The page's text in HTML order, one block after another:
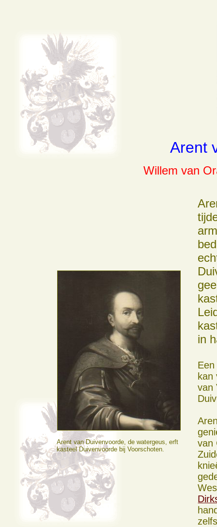
Arent
Willem van
Arent van Duivenvoorde, de watergeus, erft
kasteel Duivenvoorde bij Voorschoten.
in
kan
van
van